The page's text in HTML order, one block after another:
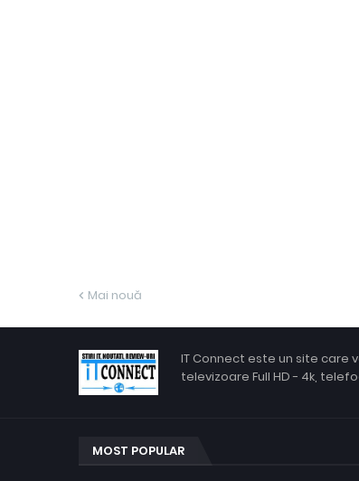
Mai nouă
IT Connect este un site care
televizoare Full HD - 4k,
MOST POPULAR